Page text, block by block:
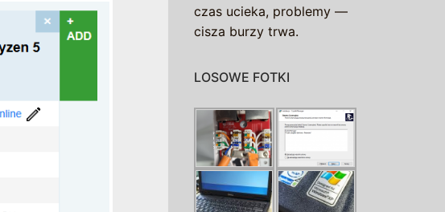
czas ucieka, problemy —
cisza burzy trwa.
LOSOWE FOTKI